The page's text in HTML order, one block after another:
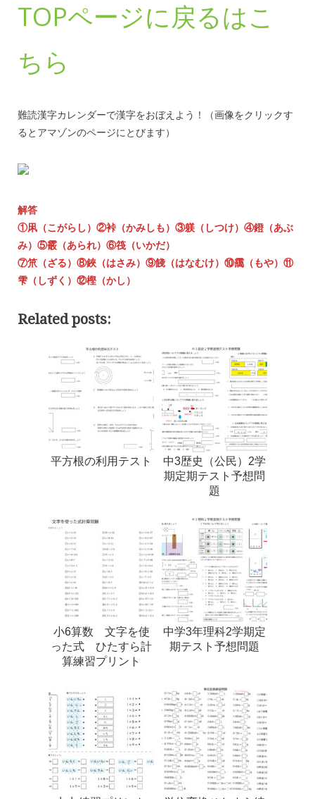
TOPページに戻るはこ
ちら
難読漢字カレンダーで漢字をおぼえよう！（画像をクリックす
るとアマゾンのページにとびます）
解答
①凩（こがらし）②裃（かみしも）③躾（しつけ）④鐙（あぶ
み）⑤霰（あられ）⑥筏（いかだ）
⑦笊（ざる）⑧鋏（はさみ）⑨餞（はなむけ）⑩靄（もや）⑪
雫（しずく）⑫樫（かし）
Related posts:
平方根の利用テスト
中3歴史（公民）2学
期定期テスト予想問
題
小6算数 文字を使
った式 ひたすら計
算練習プリント
中学3年理科2学期定
期テスト予想問題